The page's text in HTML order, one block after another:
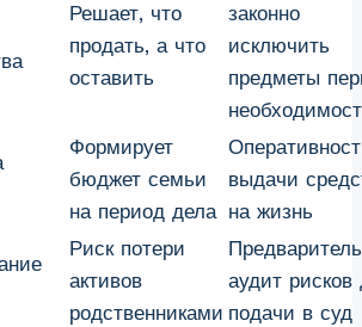
Решает, что
продать, а что
оставить
законно
исключить
предметы
Формирует
бюджет семьи
на период дела
выдачи
на жизнь
Риск потери
активов
родственниками
аудит рисков
подачи в суд